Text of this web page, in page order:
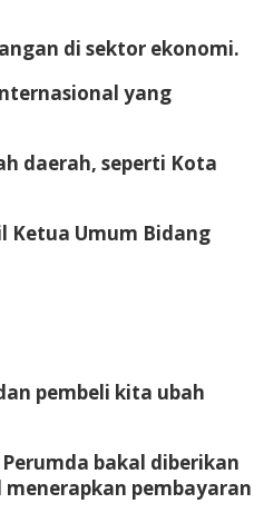
di sektor ekonomi.
yang
daerah, seperti Kota
Ketua Umum Bidang
pembeli kita ubah
bakal diberikan
pembayaran